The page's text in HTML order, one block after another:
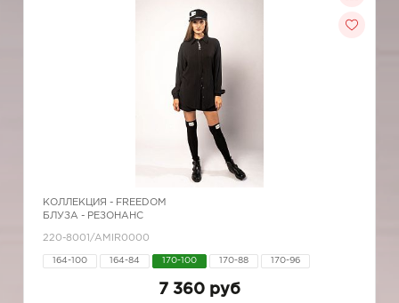
КОЛЛЕКЦИЯ - FREEDOM
БЛУЗА - РЕЗОНАНС
220-8001/AMIR0000
164-100 164-84 170-100 170-88 170-96
7 360 руб